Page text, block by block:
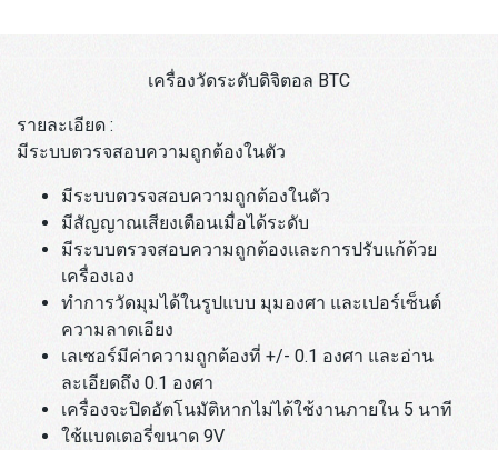
เครื่องวัดระดับดิจิตอล BTC
รายละเอียด :
มีระบบตวรจสอบความถูกต้องในตัว
มีระบบตวรจสอบความถูกต้องในตัว
มีสัญญาณเสียงเตือนเมื่อได้ระดับ
มีระบบตรวจสอบความถูกต้องและการปรับแก้ด้วย
เครื่องเอง
ทำการวัดมุมได้ในรูปแบบ มุมองศา และเปอร์เซ็นต์
ความลาดเอียง
เลเซอร์มีค่าความถูกต้องที่ +/- 0.1 องศา และอ่าน
ละเอียดถึง 0.1 องศา
เครื่องจะปิดอัตโนมัติหากไม่ได้ใช้งานภายใน 5 นาที
ใช้แบตเตอรี่ขนาด 9V